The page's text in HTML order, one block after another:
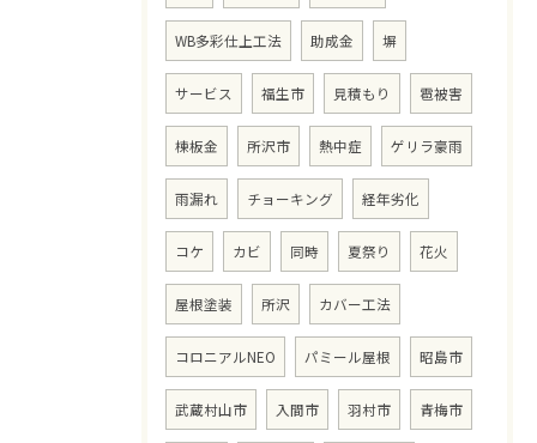
WB多彩仕上工法 助成金 塀
サービス 福生市 見積もり 雹被害
棟板金 所沢市 熱中症 ゲリラ豪雨
雨漏れ チョーキング 経年劣化
コケ カビ 同時 夏祭り 花火
屋根塗装 所沢 カバー工法
コロニアルNEO パミール屋根 昭島市
武蔵村山市 入間市 羽村市 青梅市